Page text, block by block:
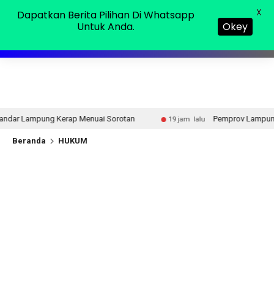
Sorotan 19 jam lalu Pemprov Lampung Intensifkan Percepatan
Beranda HUKUM
Dapatkan Berita Pilihan Di Whatsapp
Untuk Anda.
Okey
X